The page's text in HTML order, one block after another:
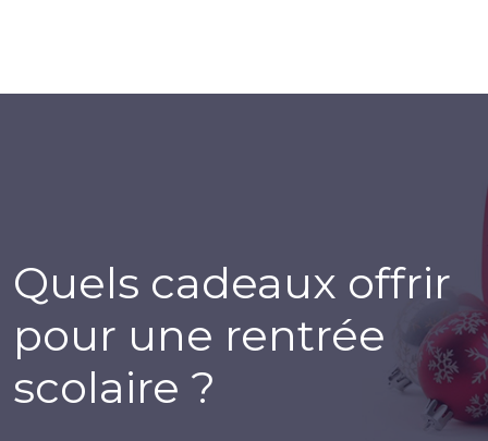
Quels cadeaux offrir
pour une rentrée
scolaire ?